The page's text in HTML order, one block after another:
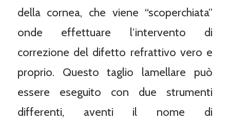
della cornea, che viene “scoperchiata”
onde effettuare l’intervento di
correzione del difetto refrattivo vero e
proprio. Questo taglio lamellare può
essere eseguito con due strumenti
differenti, aventi il nome di